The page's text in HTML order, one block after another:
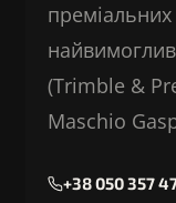
(Trimble &
Maschio
+38 050 357